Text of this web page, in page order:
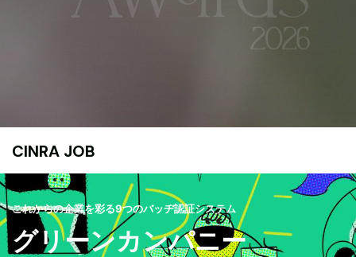
CINRA JOB
これからの企業を彩る9つのバッヂ認証システム
グリーンカンパニー